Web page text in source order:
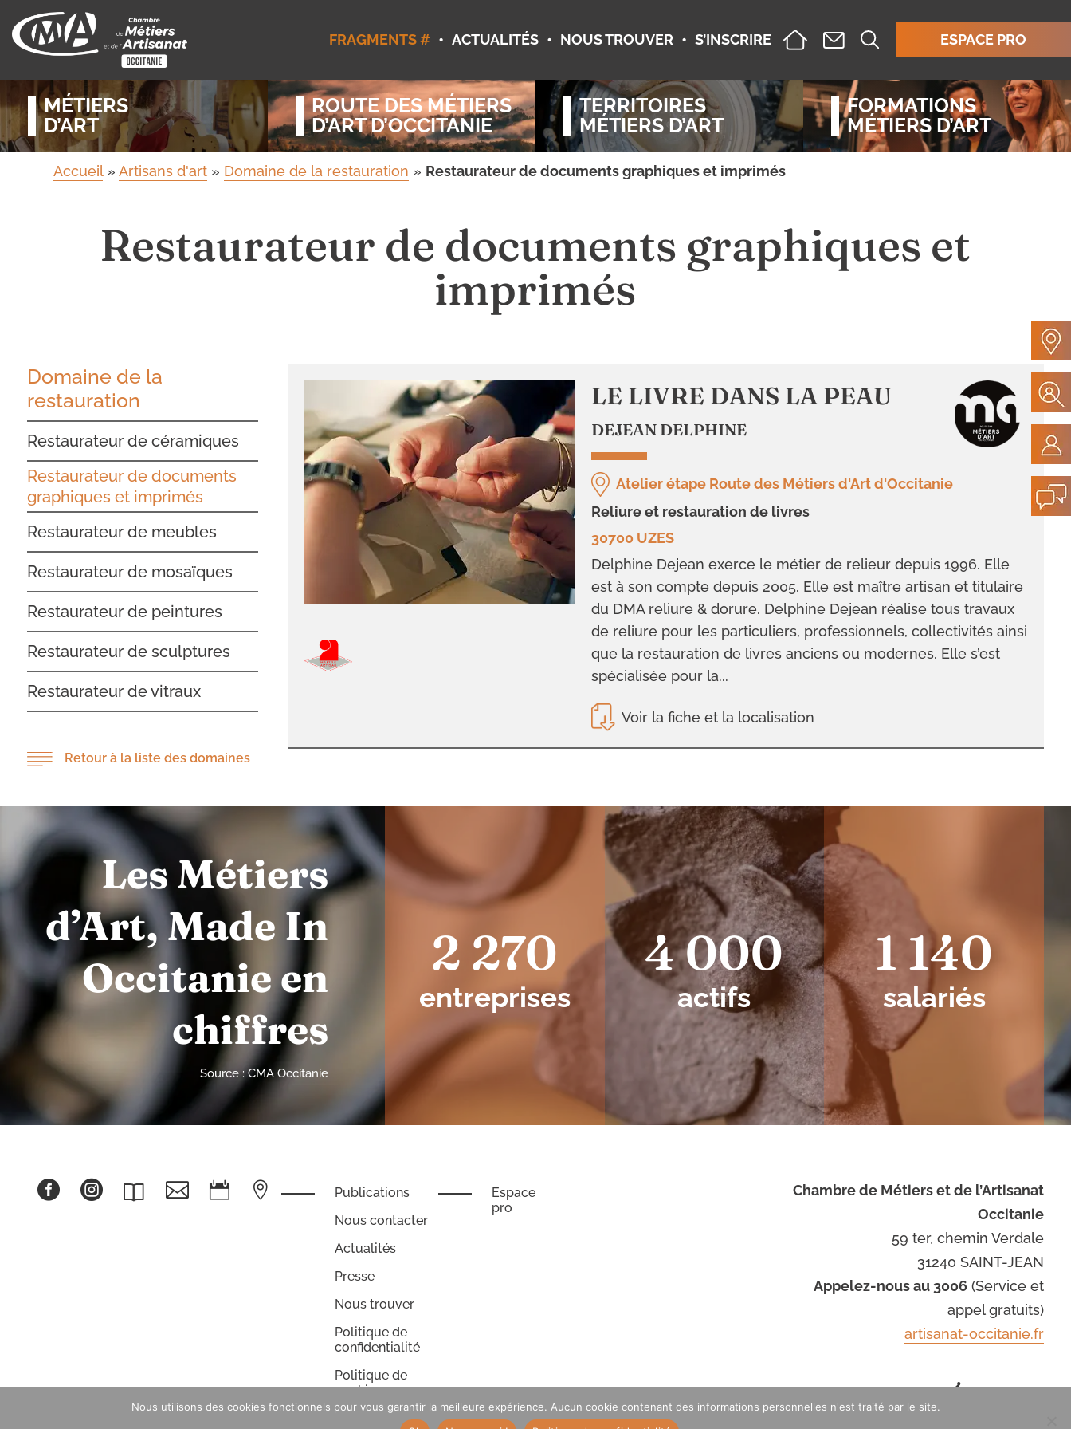
FRAGMENTS # • ACTUALITÉS • NOUS TROUVER • S’INSCRIRE ESPACE PRO
MÉTIERS
D’ART
ROUTE DES MÉTIERS
D’ART D’OCCITANIE
TERRITOIRES
MÉTIERS D’ART
FORMATIONS
MÉTIERS D’ART
Accueil»Artisans d'art » Domaine de la restauration » Restaurateur de documents graphiques et imprimés
Restaurateur de documents graphiques et
imprimés
Domaine de la
restauration
Restaurateur de céramiques
Restaurateur de documents
graphiques et imprimés
Restaurateur de meubles
Restaurateur de mosaïques
Restaurateur de peintures
Restaurateur de sculptures
Restaurateur de vitraux
Retour à la liste des domaines
LE LIVRE DANS LA PEAU
DEJEAN DELPHINE
Atelier étape Route des Métiers d'Art d'Occitanie
reliure et restauration de livres
30700 UZES
Delphine Dejean exerce le métier de relieur depuis 1996. Elle
est à son compte depuis 2005. Elle est maître artisan et titulaire
du DMA reliure & dorure. Delphine Dejean réalise tous travaux
de reliure pour les particuliers, professionnels, collectivités ainsi
que la restauration de livres anciens ou modernes. Elle s’est
spécialisée pour la...
Voir la fiche et la localisation
Les Métiers
d’Art, Made In
Occitanie en
chiffres
Source : CMA Occitanie
2 270
entreprises
4 000
actifs
1 140
salariés
    
Publications
Nous contacter
Actualités
Presse
Nous trouver
Politique de
confidentialité
Politique de
cookies
Espace
pro
Chambre de Métiers et de l’Artisanat
Occitanie
59 ter, chemin Verdale
31240 SAINT-JEAN
Appelez-nous au 3006 (Service et
appel gratuits)
artisanat-occitanie.fr
Nous utilisons des cookies fonctionnels pour vous garantir la meilleure expérience. Aucun cookie contenant des informations personnelles n'est traité par le site.